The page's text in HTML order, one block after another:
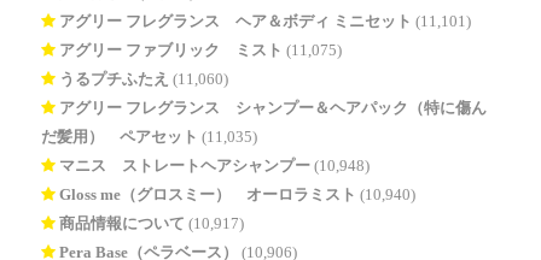
アグリー フレグランス ヘア＆ボディ ミニセット (11,101)
アグリー ファブリック ミスト (11,075)
うるプチふたえ (11,060)
アグリー フレグランス シャンプー＆ヘアパック（特に傷ん
だ髪用） ペアセット (11,035)
マニス ストレートヘアシャンプー (10,948)
Gloss me（グロスミー） オーロラミスト (10,940)
商品情報について (10,917)
Pera Base（ペラベース）
(10,906)